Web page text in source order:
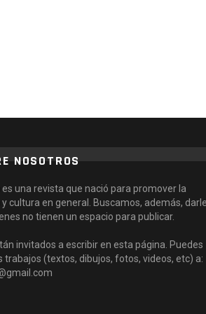
NOSOTROS
es una revista que nació para promover la
cultura en general. Buscamos, además,
no tienen un espacio para publicar.
invitados a escribir en esta página. Puedes
trabajos (textos, dibujos, fotos, videos, etc) a: